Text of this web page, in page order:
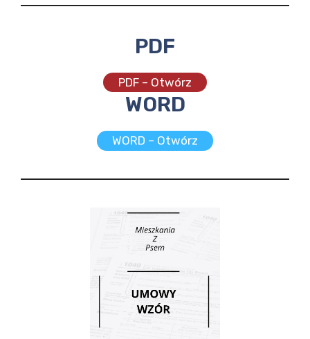
PDF
PDF – Otwórz
WORD
WORD – Otwórz